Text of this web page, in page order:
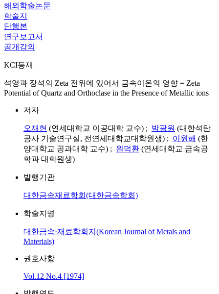
해외학술논문
학술지
단행본
연구보고서
공개강의
KCI등재
석영과 장석의 Zeta 전위에 있어서 금속이온의 영향 = Zeta
Potential of Quartz and Orthoclase in the Presence of Metallic ions
저자
오재현 (연세대학교 이공대학 교수) ; 박광원 (대한석탄
공사 기술연구실, 전연세대학교대학원생) ; 이원해 (한
양대학교 공과대학 교수) ; 원덕환 (연세대학교 금속공
학과 대학원생)
발행기관
대한금속재료학회(대한금속학회)
학술지명
대한금속·재료학회지(Korean Journal of Metals and
Materials)
권호사항
Vol.12 No.4 [1974]